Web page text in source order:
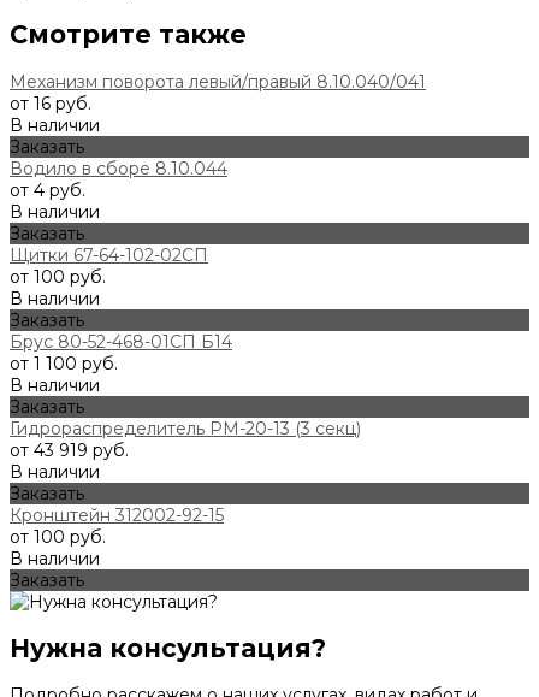
Смотрите также
Механизм поворота левый/правый 8.10.040/041
от 16 руб.
В наличии
Заказать
Водило в сборе 8.10.044
от 4 руб.
В наличии
Заказать
Щитки 67-64-102-02СП
от 100 руб.
В наличии
Заказать
Брус 80-52-468-01СП Б14
от 1 100 руб.
В наличии
Заказать
Гидрораспределитель РМ-20-13 (3 секц)
от 43 919 руб.
В наличии
Заказать
Кронштейн 312002-92-15
от 100 руб.
В наличии
Заказать
Нужна консультация?